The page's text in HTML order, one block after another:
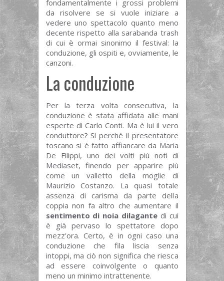
fondamentalmente i grossi problemi
da risolvere se si vuole iniziare a
vedere uno spettacolo quanto meno
decente rispetto alla sarabanda trash
di cui è ormai sinonimo il festival: la
conduzione, gli ospiti e, ovviamente, le
canzoni.
La conduzione
Per la terza volta consecutiva, la
conduzione è stata affidata alle mani
esperte di Carlo Conti. Ma è lui il vero
conduttore? Sì perché il presentatore
toscano si è fatto affiancare da Maria
De Filippi, uno dei volti più noti di
Mediaset, finendo per apparire più
come un valletto della moglie di
Maurizio Costanzo. La quasi totale
assenza di carisma da parte della
coppia non fa altro che aumentare il
sentimento di noia dilagantedi cui
è già pervaso lo spettatore dopo
mezz’ora. Certo, è in ogni caso una
conduzione che fila liscia senza
intoppi, ma ciò non significa che riesca
ad essere coinvolgente o quanto
meno un minimo intrattenente.